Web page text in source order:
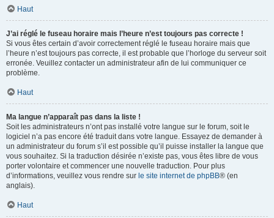
Haut
J’ai réglé le fuseau horaire mais l’heure n’est toujours pas correcte !
Si vous êtes certain d’avoir correctement réglé le fuseau horaire mais que
l’heure n’est toujours pas correcte, il est probable que l’horloge du serveur soit
erronée. Veuillez contacter un administrateur afin de lui communiquer ce
problème.
Haut
Ma langue n’apparaît pas dans la liste !
Soit les administrateurs n’ont pas installé votre langue sur le forum, soit le
logiciel n’a pas encore été traduit dans votre langue. Essayez de demander à
un administrateur du forum s’il est possible qu’il puisse installer la langue que
vous souhaitez. Si la traduction désirée n’existe pas, vous êtes libre de vous
porter volontaire et commencer une nouvelle traduction. Pour plus
d’informations, veuillez vous rendre sur le site internet de phpBB® (en
anglais).
Haut